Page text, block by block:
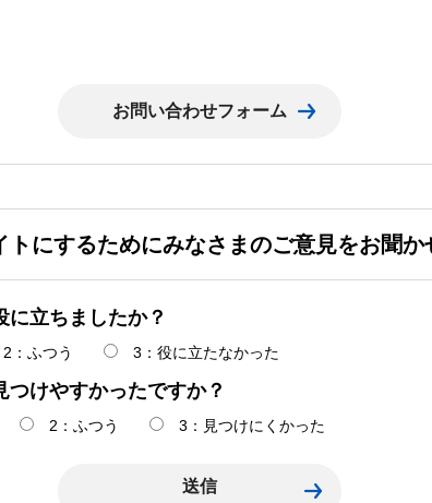
トにするためにみなさまのご意見をお聞か
に立ちましたか？
2：ふつう 3：役に立たなかった
つけやすかったですか？
2：ふつう 3：見つけにくかった